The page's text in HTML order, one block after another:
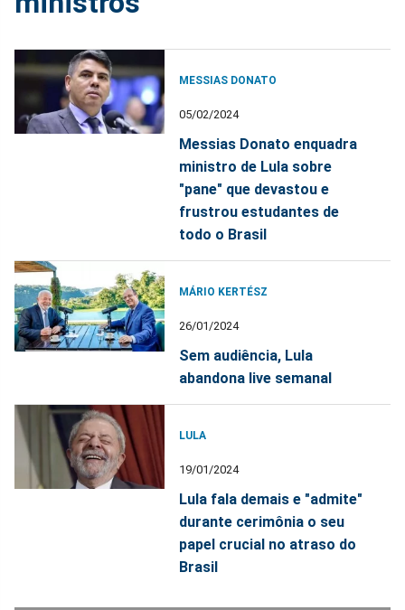
MESSIAS DONATO
05/02/2024
Messias Donato enquadra
ministro de Lula sobre
"pane" que devastou e
frustrou estudantes de
todo o Brasil
MÁRIO KERTÉSZ
26/01/2024
Sem audiência, Lula
abandona live semanal
LULA
19/01/2024
Lula fala demais e "admite"
durante cerimônia o seu
papel crucial no atraso do
Brasil